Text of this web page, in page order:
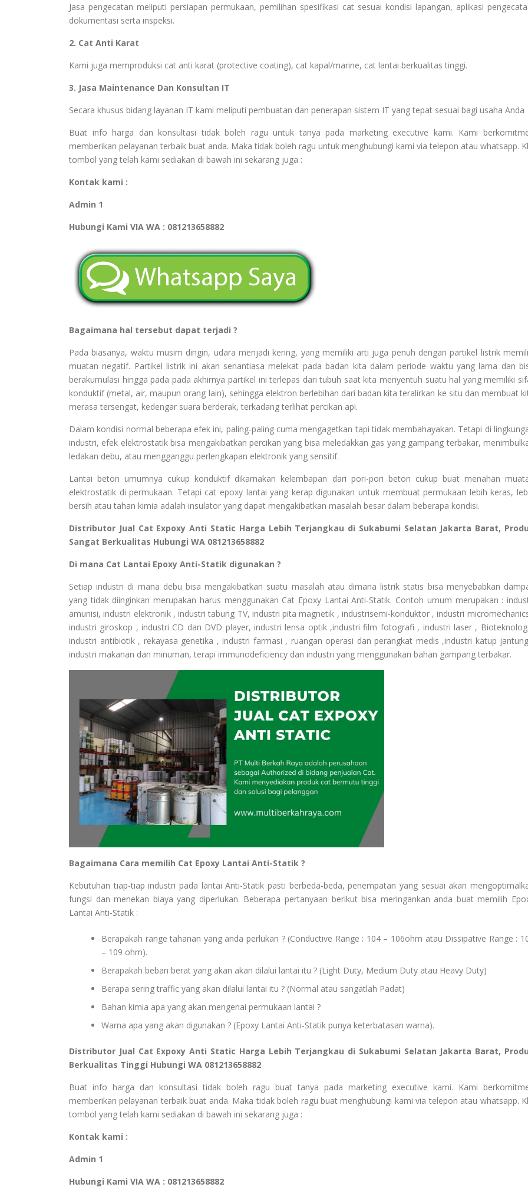
Jasa pengecatan meliputi persiapan permukaan, pemilihan spesifikasi cat sesuai kondisi lapangan, aplikasi
dokumentasi serta inspeksi.
2. Cat Anti Karat
Kami juga memproduksi cat anti karat (protective coating), cat kapal/marine, cat lantai berkualitas tinggi.
3. Jasa Maintenance Dan Konsultan IT
Secara khusus bidang layanan IT kami meliputi pembuatan dan penerapan sistem IT yang tepat sesuai bagi usaha Anda
Buat info harga dan konsultasi tidak boleh ragu untuk tanya pada marketing executive kami. Kami
memberikan pelayanan terbaik buat anda. Maka tidak boleh ragu untuk menghubungi kami via telepon atau whatsapp.
tombol yang telah kami sediakan di bawah ini sekarang juga :
Kontak kami :
Admin 1
Hubungi Kami VIA WA : 081213658882
Bagaimana hal tersebut dapat terjadi ?
Pada biasanya, waktu musim dingin, udara menjadi kering, yang memiliki arti juga penuh dengan partikel listrik
muatan negatif. Partikel listrik ini akan senantiasa melekat pada badan kita dalam periode waktu yang lama dan
berakumulasi hingga pada pada akhirnya partikel ini terlepas dari tubuh saat kita menyentuh suatu hal yang memiliki
konduktif (metal, air, maupun orang lain), sehingga elektron berlebihan dari badan kita teralirkan ke situ dan membuat
merasa tersengat, kedengar suara berderak, terkadang terlihat percikan api.
Dalam kondisi normal beberapa efek ini, paling-paling cuma mengagetkan tapi tidak membahayakan. Tetapi di
industri, efek elektrostatik bisa mengakibatkan percikan yang bisa meledakkan gas yang gampang terbakar,
ledakan debu, atau mengganggu perlengkapan elektronik yang sensitif.
Lantai beton umumnya cukup konduktif dikarnakan kelembapan dari pori-pori beton cukup buat menahan
elektrostatik di permukaan. Tetapi cat epoxy lantai yang kerap digunakan untuk membuat permukaan lebih keras,
bersih atau tahan kimia adalah insulator yang dapat mengakibatkan masalah besar dalam beberapa kondisi.
Distributor Jual Cat Expoxy Anti Static Harga Lebih Terjangkau di Sukabumi Selatan Jakarta Barat,
Sangat Berkualitas Hubungi WA 081213658882
Di mana Cat Lantai Epoxy Anti-Statik digunakan ?
Setiap industri di mana debu bisa mengakibatkan suatu masalah atau dimana listrik statis bisa menyebabkan
yang tidak diinginkan merupakan harus menggunakan Cat Epoxy Lantai Anti-Statik. Contoh umum merupakan :
amunisi, industri elektronik , industri tabung TV, industri pita magnetik , industrisemi-konduktor , industri
industri giroskop , industri CD dan DVD player, industri lensa optik ,industri film fotografi , industri laser ,
industri antibiotik , rekayasa genetika , industri farmasi , ruangan operasi dan perangkat medis ,industri katup
industri makanan dan minuman, terapi immunodeficiency dan industri yang menggunakan bahan gampang terbakar.
Bagaimana Cara memilih Cat Epoxy Lantai Anti-Statik ?
Kebutuhan tiap-tiap industri pada lantai Anti-Statik pasti berbeda-beda, penempatan yang sesuai akan
fungsi dan menekan biaya yang diperlukan. Beberapa pertanyaan berikut bisa meringankan anda buat memilih
Lantai Anti-Statik :
Berapakah range tahanan yang anda perlukan ? (Conductive Range : 104 – 106ohm atau Dissipative Range :
– 109 ohm).
Berapakah beban berat yang akan akan dilalui lantai itu ? (Light Duty, Medium Duty atau Heavy Duty)
Berapa sering traffic yang akan dilalui lantai itu ? (Normal atau sangatlah Padat)
Bahan kimia apa yang akan mengenai permukaan lantai ?
Warna apa yang akan digunakan ? (Epoxy Lantai Anti-Statik punya keterbatasan warna).
Distributor Jual Cat Expoxy Anti Static Harga Lebih Terjangkau di Sukabumi Selatan Jakarta Barat,
Berkualitas Tinggi Hubungi WA 081213658882
Buat info harga dan konsultasi tidak boleh ragu buat tanya pada marketing executive kami. Kami
memberikan pelayanan terbaik buat anda. Maka tidak boleh ragu buat menghubungi kami via telepon atau whatsapp.
tombol yang telah kami sediakan di bawah ini sekarang juga :
Kontak kami :
Admin 1
Hubungi Kami VIA WA : 081213658882